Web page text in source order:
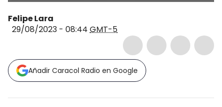
Felipe Lara
29/08/2023 - 08:44 GMT-5
Añadir Caracol Radio en Google